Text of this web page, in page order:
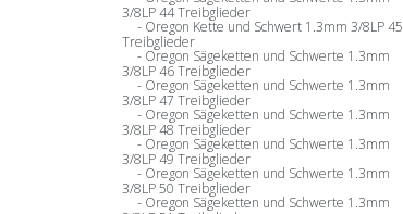
3/8LP 44 Treibglieder
Oregon Kette und Schwert 1.3mm 3/8LP 45
Treibglieder
Oregon Sägeketten und Schwerte 1.3mm
3/8LP 46 Treibglieder
Oregon Sägeketten und Schwerte 1.3mm
3/8LP 47 Treibglieder
Oregon Sägeketten und Schwerte 1.3mm
3/8LP 48 Treibglieder
Oregon Sägeketten und Schwerte 1.3mm
3/8LP 49 Treibglieder
Oregon Sägeketten und Schwerte 1.3mm
3/8LP 50 Treibglieder
Oregon Sägeketten und Schwerte 1.3mm